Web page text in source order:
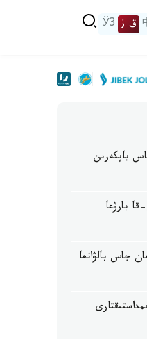
ق ز ЎЗ
باپكەرىن
بارۋعا
جاس بالۋانعا